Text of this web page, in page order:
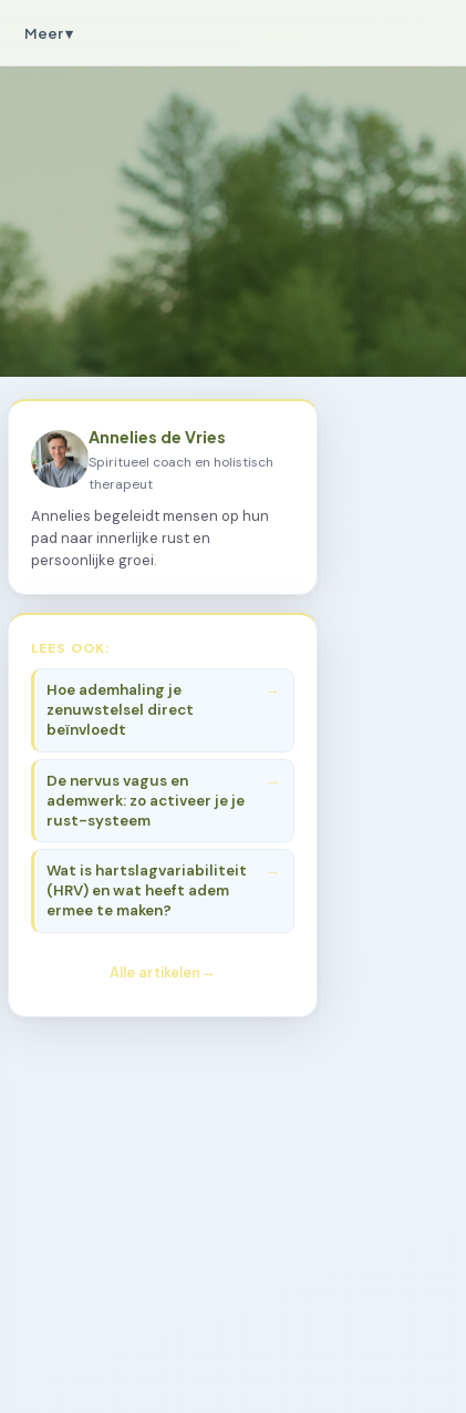
Meer ▾
Annelies de Vries
Spiritueel coach en holistisch
therapeut
Annelies begeleidt mensen op hun
pad naar innerlijke rust en
persoonlijke groei.
LEES OOK:
Hoe ademhaling je
zenuwstelsel direct
beïnvloedt
De nervus vagus en
ademwerk: zo activeer je je
rust-systeem
Wat is hartslagvariabiliteit
(HRV) en wat heeft adem
ermee te maken?
Alle artikelen